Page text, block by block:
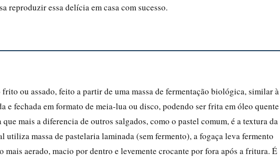
reproduzir essa delícia em casa com sucesso.
ou assado, feito a partir de uma massa de fermentação biológica, similar à
e fechada em formato de meia-lua ou disco, podendo ser frita em óleo quente
mais a diferencia de outros salgados, como o pastel comum, é a textura da
utiliza massa de pastelaria laminada (sem fermento), a fogaça leva fermento
mais aerado, macio por dentro e levemente crocante por fora após a fritura. É